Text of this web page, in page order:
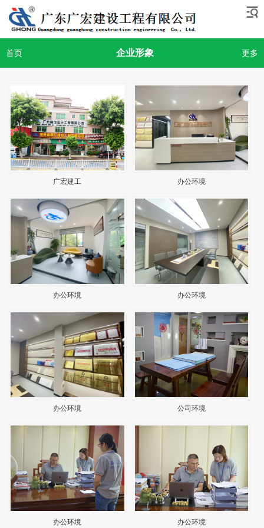
首页 更多
企业形象
广宏建工 办公环境
办公环境 办公环境
办公环境 公司环境
办公环境 办公环境